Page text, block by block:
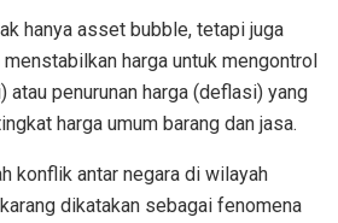
hanya asset bubble, tetapi juga
harga untuk mengontrol
atau penurunan harga (deflasi) yang
harga umum barang dan jasa.
konflik antar negara di wilayah
dikatakan sebagai fenomena